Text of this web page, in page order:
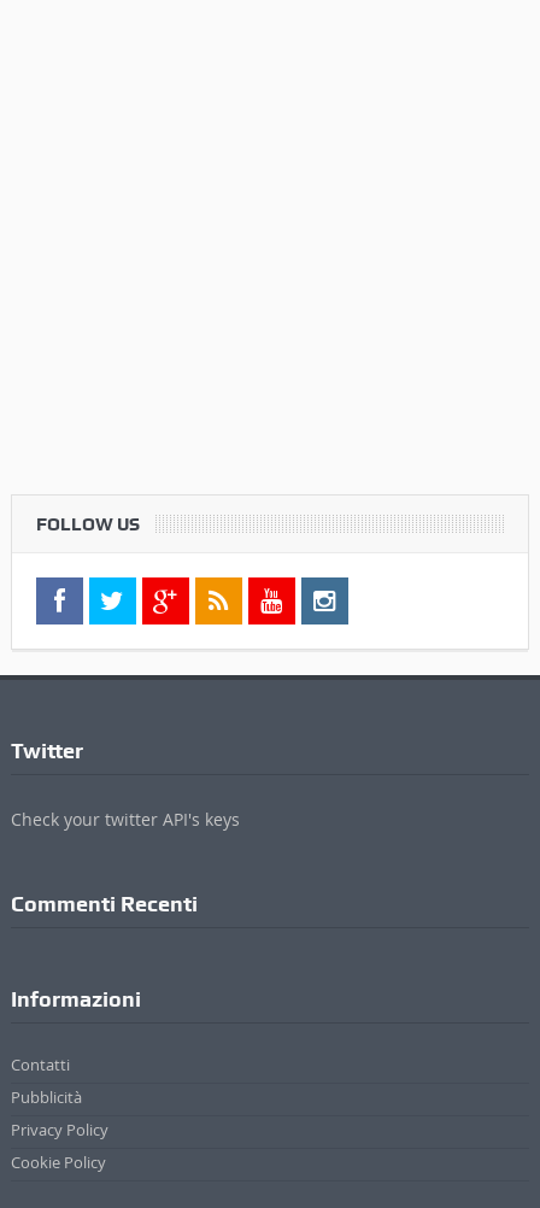
FOLLOW US
Twitter
Check your twitter API's keys
Commenti Recenti
Informazioni
Contatti
Pubblicità
Privacy Policy
Cookie Policy